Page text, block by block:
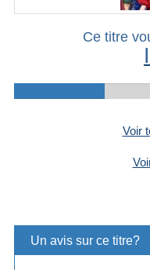
Ce titre
Voir
Un avis sur ce titre?